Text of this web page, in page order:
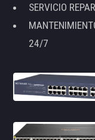
SERVICIO
24/7